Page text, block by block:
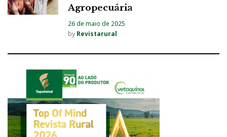
Agropecuária
26 de maio de 2025
by Revistarural